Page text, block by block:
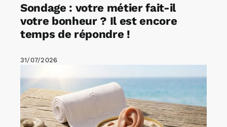
Sondage : votre métier fait-il
votre bonheur ? Il est encore
temps de répondre !
31/07/2026